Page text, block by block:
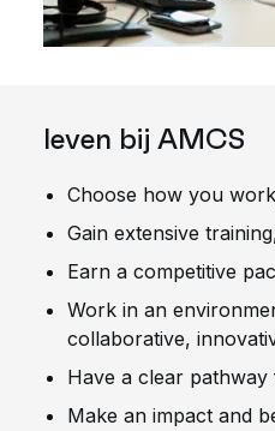
leven bij AMCS
Choose how you
Gain extensive
Earn a competitive
Work in an
collaborative,
Have a clear
Make an impact and